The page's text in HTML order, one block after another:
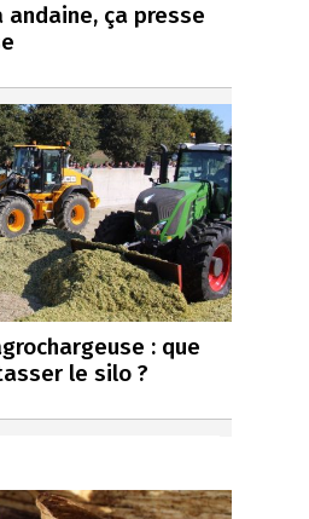
andaine, ça presse
: que
le silo ?